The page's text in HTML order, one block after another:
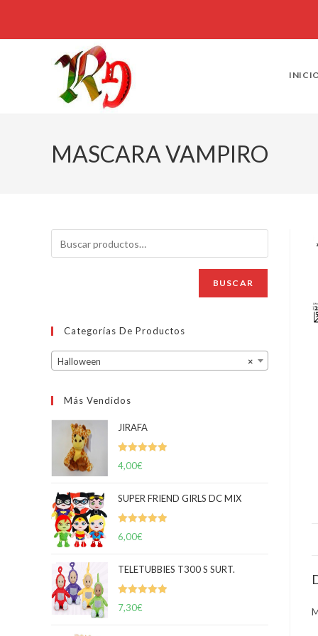
MASCARA VAMPIRO
BUSCAR
Categorías De Productos
×
Halloween
Más Vendidos
JIRAFA
Valorado
4,00€
SUPER FRIEND GIRLS DC MIX
Valorado
6,00€
TELETUBBIES T300 S SURT.
Valorado
7,30€